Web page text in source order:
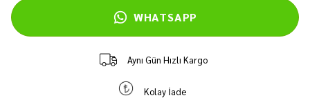
WHATSAPP
Aynı Gün Hızlı Kargo
Kolay İade